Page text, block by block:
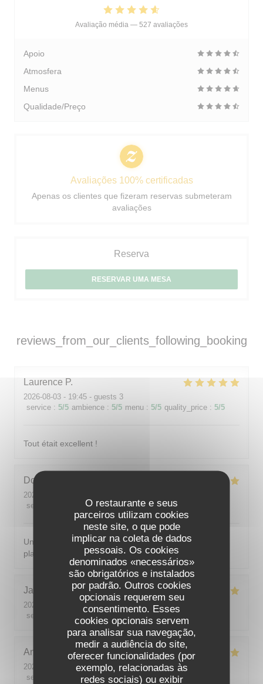
O restaurante e seus
parceiros utilizam cookies
neste site, o que pode
implicar na coleta de dados
pessoais. Os cookies
denominados «necessários»
são obrigatórios e instalados
por padrão. Outros cookies
opcionais requerem seu
consentimento. Esses
cookies opcionais servem
para analisar sua navegação,
medir a audiência do site,
oferecer funcionalidades (por
exemplo, relacionadas às
redes sociais) ou exibir
reviews_from_our_clients_following_booking
Laurence P
2026-08-03 - 19:45 - guests 3
service : 5/5 ambience : 5/5 menu : 5/5 quality_price : 5/5
Tout était excellent !
Dominique
2026-07-31
service
ambience: 5/5 menu: 5 /5 quality_price
Un accueil chaleureux et avec le sourire. De succulents
plats. Le service était parfait.
Jacqueline M
2026-07-28
- 19:00 - guests 4
service
ambience menu :
Angélique F
2026-08-01
- 19:00 - guests 4
service
ambience : 4/5 menu : 5/5 quality_price
Avaliação média — 527 avaliações
Apoio
Atmosfera
Menus
Qualidade/Preço
Avaliações 100% certificadas
Apenas os clientes que fizeram reservas submeteram
avaliações
Reserva
RESERVAR UMA MESA